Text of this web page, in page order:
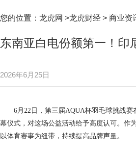
您的位置： 龙虎网 >龙虎财经 > 商业资
东南亚白电份额第一！印
2026年6月25日
6月22日，第三届AQUA杯羽毛球挑战
幕仪式，对这场公益活动给予高度认可。作
以体育赛事为纽带，持续提高品牌声量。